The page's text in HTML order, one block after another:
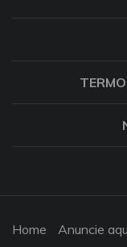
Home Anuncie